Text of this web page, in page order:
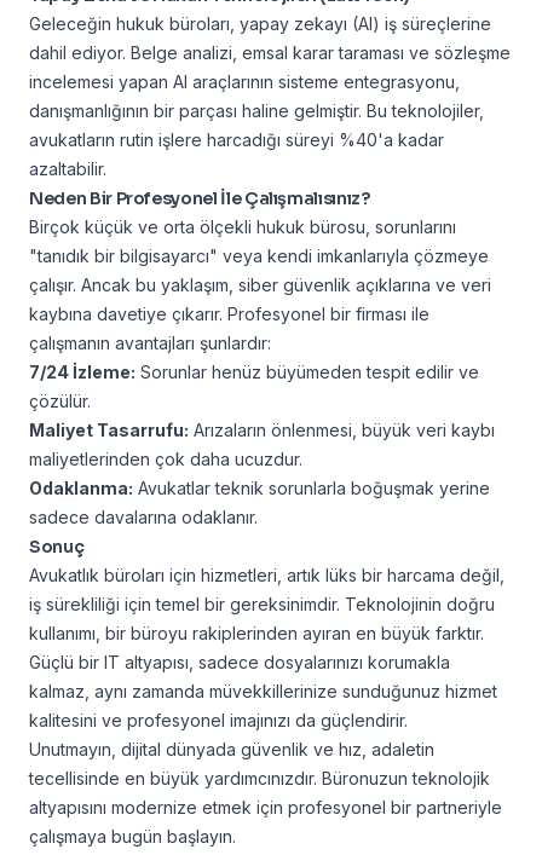
Geleceğin hukuk büroları, yapay zekayı (AI) iş süreçlerine
dahil ediyor. Belge analizi, emsal karar taraması ve sözleşme
incelemesi yapan AI araçlarının sisteme entegrasyonu,
danışmanlığının bir parçası haline gelmiştir. Bu teknolojiler,
avukatların rutin işlere harcadığı süreyi %40'a kadar
azaltabilir.
Neden Bir Profesyonel İle Çalışmalısınız?
Birçok küçük ve orta ölçekli hukuk bürosu, sorunlarını
"tanıdık bir bilgisayarcı" veya kendi imkanlarıyla çözmeye
çalışır. Ancak bu yaklaşım, siber güvenlik açıklarına ve veri
kaybına davetiye çıkarır. Profesyonel bir firması ile
çalışmanın avantajları şunlardır:
7/24 İzleme: Sorunlar henüz büyümeden tespit edilir ve
çözülür.
Maliyet Tasarrufu: Arızaların önlenmesi, büyük veri kaybı
maliyetlerinden çok daha ucuzdur.
Odaklanma: Avukatlar teknik sorunlarla boğuşmak yerine
sadece davalarına odaklanır.
Sonuç
Avukatlık büroları için hizmetleri, artık lüks bir harcama değil,
iş sürekliliği için temel bir gereksinimdir. Teknolojinin doğru
kullanımı, bir büroyu rakiplerinden ayıran en büyük farktır.
Güçlü bir IT altyapısı, sadece dosyalarınızı korumakla
kalmaz, aynı zamanda müvekkillerinize sunduğunuz hizmet
kalitesini ve profesyonel imajınızı da güçlendirir.
Unutmayın, dijital dünyada güvenlik ve hız, adaletin
tecellisinde en büyük yardımcınızdır. Büronuzun teknolojik
altyapısını modernize etmek için profesyonel bir partneriyle
çalışmaya bugün başlayın.